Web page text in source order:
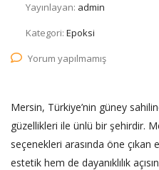
Yayınlayan: admin
Kategori: Epoksi
Yorum yapılmamış
Mersin, Türkiye’nin güney
güzellikleri ile ünlü bir şehirdir.
seçenekleri arasında öne
estetik hem de dayanıklılık